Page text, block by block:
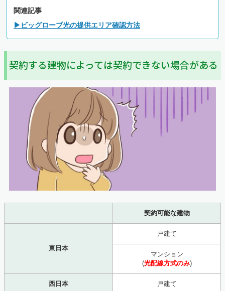
関連記事
▶ビッグローブ光の提供エリア確認方法
契約する建物によっては契約できない場合がある
契約可能な建物
東日本
戸建て
マンション
(光配線方式のみ)
西日本 戸建て